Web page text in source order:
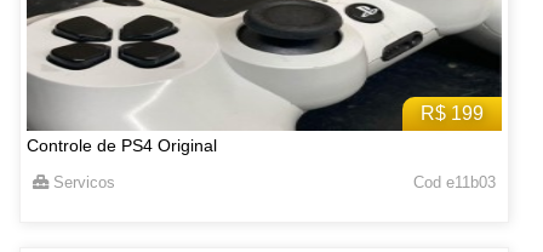
R$ 199
Controle de PS4 Original
Servicos Cod e11b03